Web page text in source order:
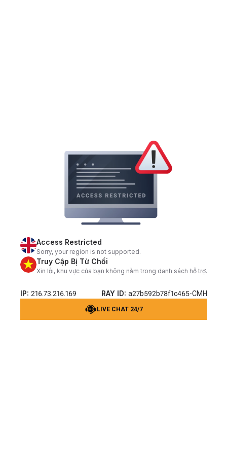
Access Restricted
Sorry, your region is not supported.
Truy Cập Bị Từ Chối
Xin lỗi, khu vực của bạn không nằm trong danh sách hỗ trợ.
IP: 216.73.216.169 RAY ID: a27b592b78f1c465-CMH
LIVE CHAT 24/7